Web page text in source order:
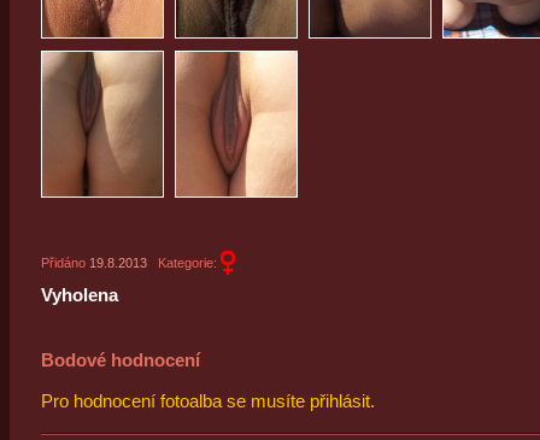
Přidáno 19.8.2013 Kategorie:
Vyholena
Bodové hodnocení
Pro hodnocení fotoalba se musíte přihlásit.